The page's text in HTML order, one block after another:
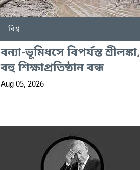
বিশ্ব
বন্যা-ভূমিধসে বিপর্যস্ত শ্রীলঙ্কা,
বহু শিক্ষাপ্রতিষ্ঠান বন্ধ
Aug 05, 2026